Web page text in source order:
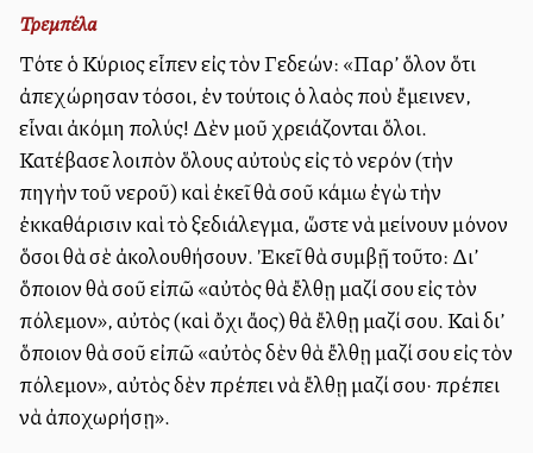
Τρεμπέλα
Τότε ὁ Κύριος εἶπεν εἰς τὸν Γεδεών: «Παρ’ ὅλον ὅτι
ἀπεχώρησαν τόσοι, ἐν τούτοις ὁ λαὸς ποὺ ἔμεινεν,
εἶναι ἀκόμη πολύς! Δὲν μοῦ χρειάζονται ὅλοι.
Κατέβασε λοιπὸν ὅλους αὐτοὺς εἰς τὸ νερόν (τὴν
πηγὴν τοῦ νεροῦ) καὶ ἐκεῖ θὰ σοῦ κάμω ἐγὼ τὴν
ἐκκαθάρισιν καὶ τὸ ξεδιάλεγμα, ὥστε νὰ μείνουν μόνον
ὅσοι θὰ σὲ ἀκολουθήσουν. Ἐκεῖ θὰ συμβῇ τοῦτο: Δι’
ὅποιον θὰ σοῦ εἰπῶ «αὐτὸς θὰ ἔλθῃ μαζί σου εἰς τὸν
πόλεμον», αὐτὸς (καὶ ὄχι ἄλλος) θὰ ἔλθῃ μαζί σου. Καὶ δι’
ὅποιον θὰ σοῦ εἰπῶ «αὐτὸς δὲν θὰ ἔλθῃ μαζί σου εἰς τὸν
πόλεμον», αὐτὸς δὲν πρέπει νὰ ἔλθῃ μαζί σου· πρέπει
νὰ ἀποχωρήσῃ».